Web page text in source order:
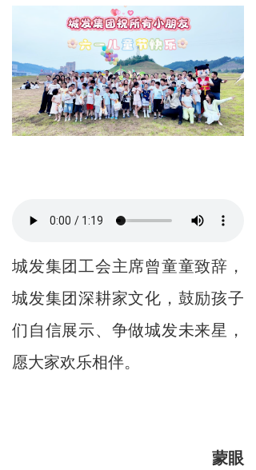
城发集团工会主席曾童童致辞，
城发集团深耕家文化，鼓励孩子
们自信展示、争做城发未来星，
愿大家欢乐相伴。
蒙眼